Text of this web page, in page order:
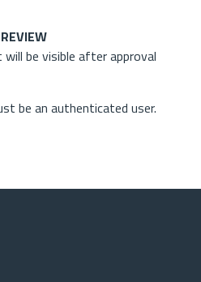
be visible after approval
be an authenticated user.